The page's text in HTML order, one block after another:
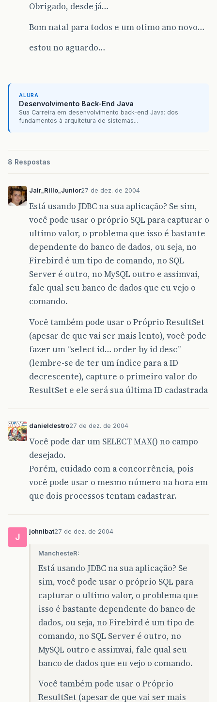
Obrigado, desde já…
Bom natal para todos e um otimo ano novo…
estou no aguardo…
ALURA
Desenvolvimento Back-End Java
Sua Carreira em desenvolvimento back-end Java: dos
fundamentos à arquitetura de sistemas...
8 Respostas
Jair_Rillo_Junior27 de dez. de 2004
Está usando JDBC na sua aplicação? Se sim,
você pode usar o próprio SQL para capturar o
ultimo valor, o problema que isso é bastante
dependente do banco de dados, ou seja, no
Firebird é um tipo de comando, no SQL
Server é outro, no MySQL outro e assimvai,
fale qual seu banco de dados que eu vejo o
comando.
Você também pode usar o Próprio ResultSet
(apesar de que vai ser mais lento), você pode
fazer um “select id… order by id desc”
(lembre-se de ter um índice para a ID
decrescente), capture o primeiro valor do
ResultSet e ele será sua última ID cadastrada
danieldestro27 de dez. de 2004
Você pode dar um SELECT MAX() no campo
desejado.
Porém, cuidado com a concorrência, pois
você pode usar o mesmo número na hora em
que dois processos tentam cadastrar.
J
johnibat27 de dez. de 2004
ManchesteR:
Está usando JDBC na sua aplicação? Se
sim, você pode usar o próprio SQL para
capturar o ultimo valor, o problema que
isso é bastante dependente do banco de
dados, ou seja, no Firebird é um tipo de
comando, no SQL Server é outro, no
MySQL outro e assimvai, fale qual seu
banco de dados que eu vejo o comando.
Você também pode usar o Próprio
ResultSet (apesar de que vai ser mais